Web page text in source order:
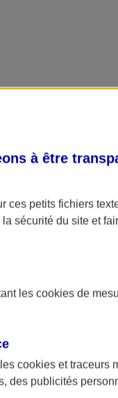
à être
ces petits fichiers
sécurité du site et
les cookies de
cookies et traceurs
des publicités